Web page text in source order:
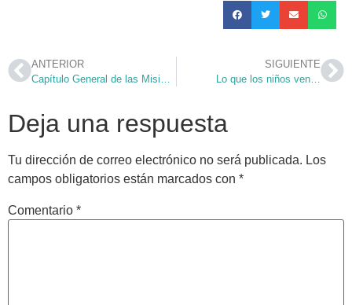
ANTERIOR
Capítulo General de las Misioneras Oblatas
SIGUIENTE
Lo que los niños ven…
Deja una respuesta
Tu dirección de correo electrónico no será publicada. Los
campos obligatorios están marcados con *
Comentario *